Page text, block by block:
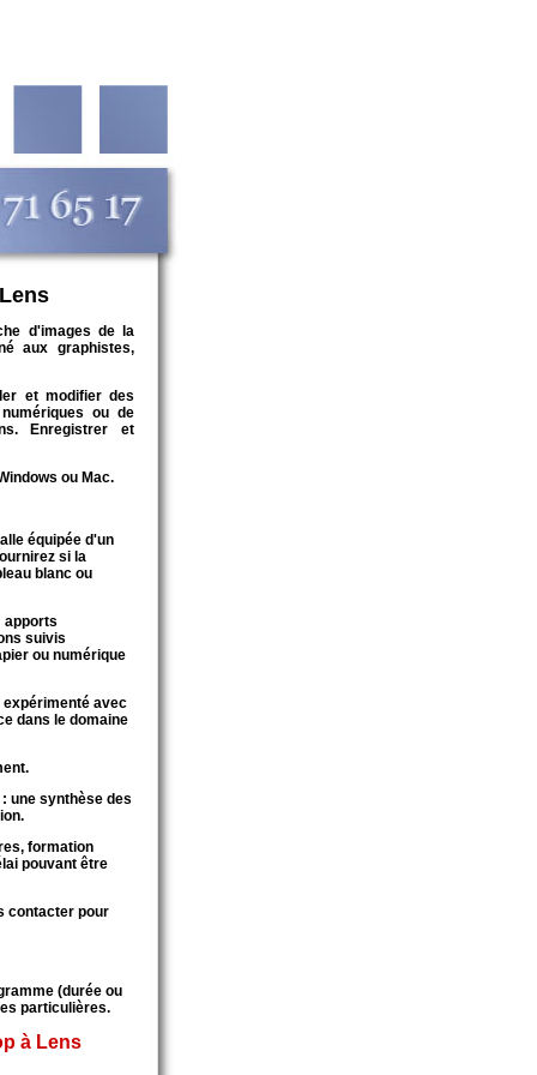
d'images de la
aux graphistes,
et modifier des
ou de
Enregistrer et
ou Mac.
équipée d'un
si la
blanc ou
suivis
ou numérique
avec
dans le domaine
: une synthèse des
formation
pouvant être
contacter pour
(durée ou
particulières.
à Lens